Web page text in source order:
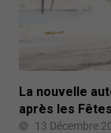
La nouvelle
après les Fêtes
13 Décembre